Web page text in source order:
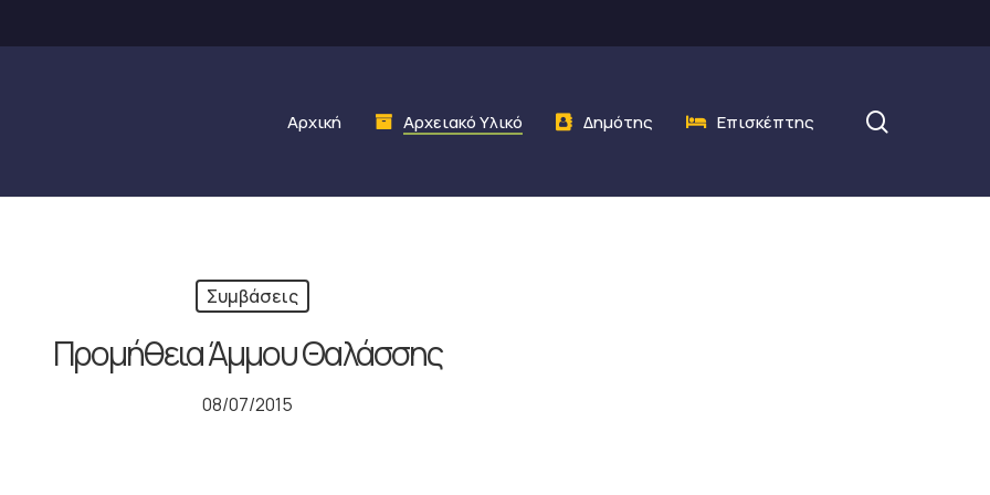
Αρχική Αρχειακό Υλικό Δημότης Επισκέπτης
Συμβάσεις
Προμήθεια Άμμου Θαλάσσης
08/07/2015